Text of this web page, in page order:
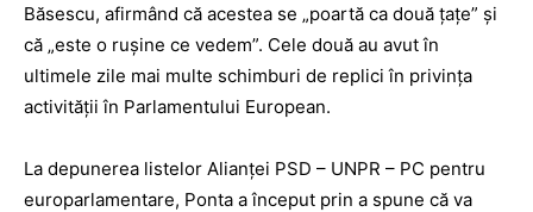
Băsescu, afirmând că acestea se „poartă ca două ţaţe” şi
că „este o ruşine ce vedem”. Cele două au avut în
ultimele zile mai multe schimburi de replici în privinţa
activităţii în Parlamentului European.
La depunerea listelor Alianţei PSD – UNPR – PC pentru
europarlamentare, Ponta a început prin a spune că va